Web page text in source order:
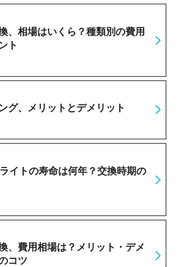
、相場はいくら？種類別の費用
ト
グ、メリットとデメリット
イトの寿命は何年？交換時期の
、費用相場は？メリット・デメ
コツ